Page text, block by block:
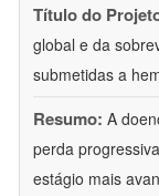
Título do
global e da
submetidas a
Resumo: A
perda
estágio mais